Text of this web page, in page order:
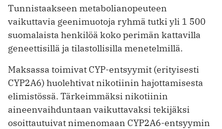
Tunnistaakseen metabolianopeuteen
vaikuttavia geenimuotoja ryhmä tutki yli 1 500
suomalaista henkilöä koko perimän kattavilla
geneettisillä ja tilastollisilla menetelmillä.
Maksassa toimivat CYP-entsyymit (erityisesti
CYP2A6) huolehtivat nikotiinin hajottamisesta
elimistössä. Tärkeimmäksi nikotiinin
aineenvaihduntaan vaikuttavaksi tekijäksi
osoittautuivat nimenomaan CYP2A6-entsyymin